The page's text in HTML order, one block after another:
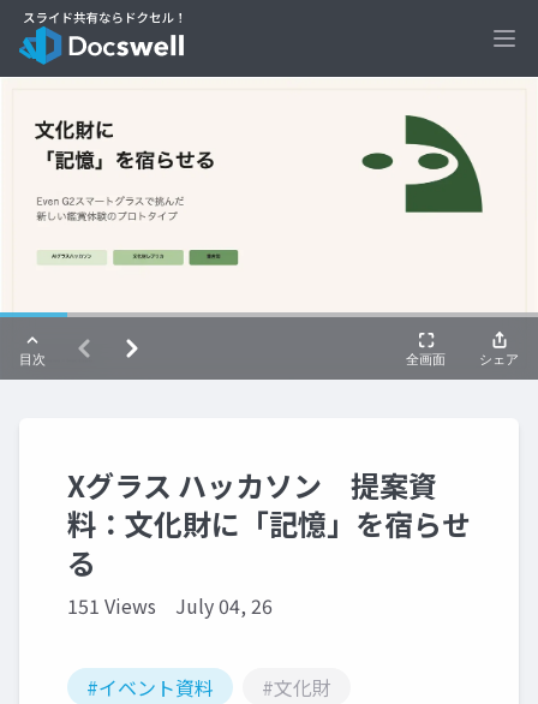
Xグラス ハッカソン 提案資
料：文化財に「記憶」を宿らせ
る
151 Views July 04, 26
#イベント資料
#文化財